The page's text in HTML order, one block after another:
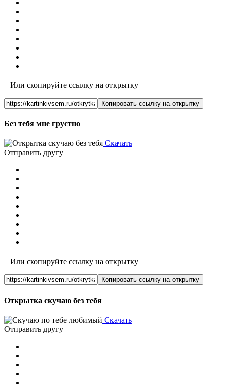
Или скопируйте ссылку на открытку
Копировать ссылку на открытку
Без тебя мне грустно
Скачать
Отправить другу
Или скопируйте ссылку на открытку
Копировать ссылку на открытку
Открытка скучаю без тебя
Скачать
Отправить другу